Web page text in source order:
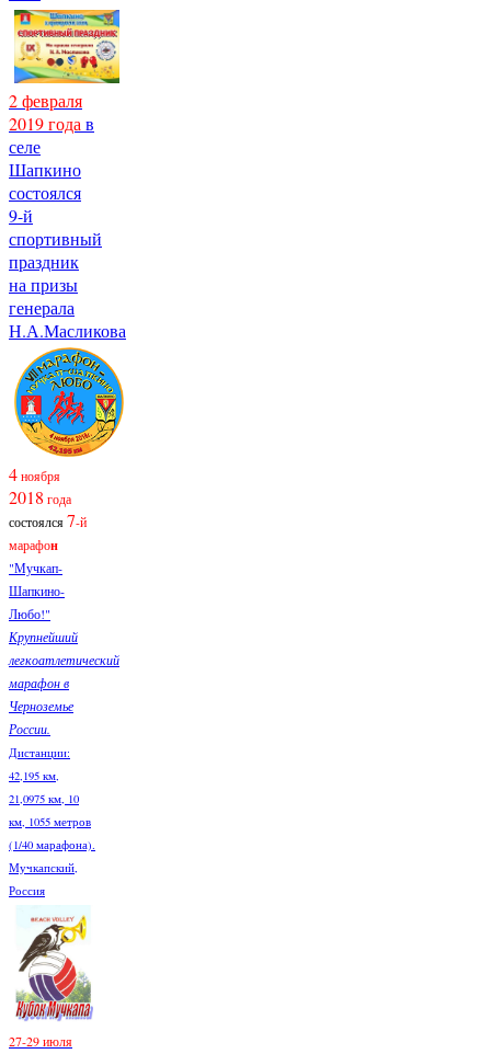
2 февраля
2019 годав
селе
Шапкино
состоялся
9-й
спортивный
праздник
на призы
генерала
Н.А.Масликова
4ноября
2018 года
состоялся7-й
марафон
"Мучкап-
Шапкино-
Любо!"
Крупнейший
легкоатлетический
марафон в
Черноземье
России.
Дистанции:
42,195 км,
21,0975 км, 10
км, 1055 метров
(1/40 марафона).
Мучкапский,
Россия
27-29 июля